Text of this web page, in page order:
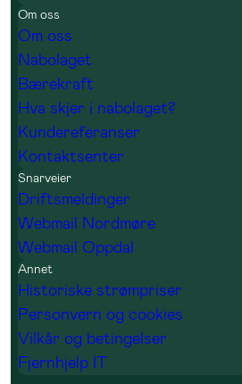
Om oss
Om oss
Nabolaget
Bærekraft
Hva skjer i nabolaget?
Kundereferanser
Kontaktsenter
Snarveier
Driftsmeldinger
Webmail Nordmøre
Webmail Oppdal
Annet
Historiske strømpriser
Personvern og cookies
Vilkår og betingelser
Fjernhjelp IT